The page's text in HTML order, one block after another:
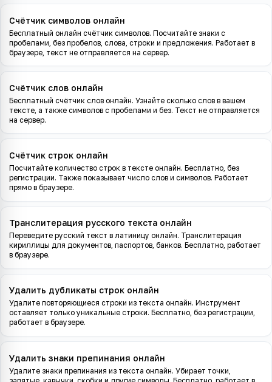
Счётчик символов онлайн
Бесплатный онлайн счётчик символов. Посчитайте знаки с
пробелами, без пробелов, слова, строки и предложения. Работает в
браузере, текст не отправляется на сервер.
Счётчик слов онлайн
Бесплатный счётчик слов онлайн. Узнайте сколько слов в вашем
тексте, а также символов с пробелами и без. Текст не отправляется
на сервер.
Счётчик строк онлайн
Посчитайте количество строк в тексте онлайн. Бесплатно, без
регистрации. Также показывает число слов и символов. Работает
прямо в браузере.
Транслитерация русского текста онлайн
Переведите русский текст в латиницу онлайн. Транслитерация
кириллицы для документов, паспортов, банков. Бесплатно, работает
в браузере.
Удалить дубликаты строк онлайн
Удалите повторяющиеся строки из текста онлайн. Инструмент
оставляет только уникальные строки. Бесплатно, без регистрации,
работает в браузере.
Удалить знаки препинания онлайн
Удалите знаки препинания из текста онлайн. Убирает точки,